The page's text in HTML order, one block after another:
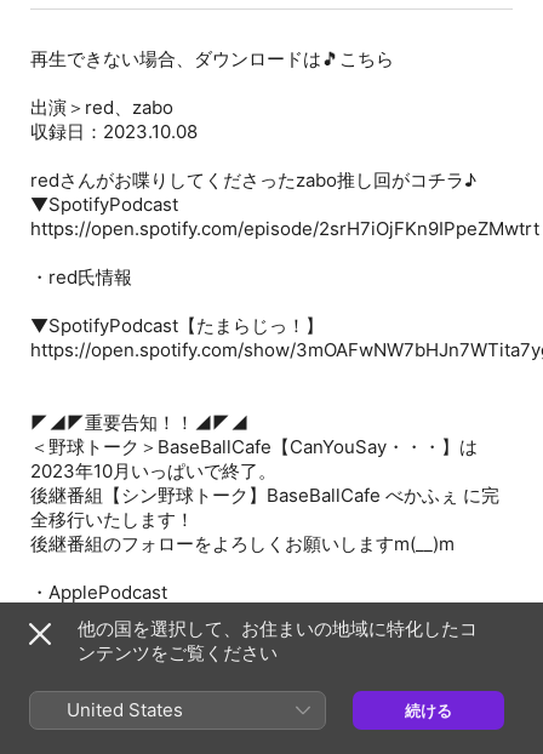
再生できない場合、ダウンロードは🎵こちら
出演＞red、zabo
収録日：2023.10.08
redさんがお喋りしてくださったzabo推し回がコチラ♪
▼SpotifyPodcast
https://open.spotify.com/episode/2srH7iOjFKn9IPpeZMwtrt
・red氏情報
▼SpotifyPodcast【たまらじっ！】
https://open.spotify.com/show/
◤◢◤重要告知！！◢◤◢
＜野球トーク＞BaseBallCafe【CanYouSay・・・】は
2023年10月いっぱいで終了。
後継番組【シン野球トーク】BaseBallCafe べかふぇ に完
全移行いたします！
後継番組のフォローをよろしくお願いしますm(__)m
・ApplePodcast
https://podcasts.apple.com/jp/podcast/
baseballcafe-
%E3%81%B9%E3%81%8B%E3%81%B5%E3%81%87/
・SpotifyPodcast
https://spotify.link/ekyFklrtlDb
他の国を選択して、お住まいの地域に特化したコ
ンテンツをご覧ください
United States 続ける